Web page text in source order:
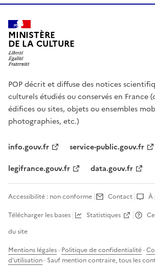
MINISTÈRE
DE LA CULTURE
POP décrit et diffuse des notices
culturels étudiés ou conservés en France
édifices ou sites, objets ou ensembles
photographies, etc.)
info.gouv.fr
service-public.gouv.fr
legifrance.gouv.fr
data.gouv.fr
Accessibilité : non conforme Contact
À
Télécharger les bases
Statistiques
du site
Mentions légales · Politique de confidentialité ·
d'utilisation · Sauf mention contraire, tous les